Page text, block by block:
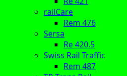
railCare
Rem 476
Sersa
Re 420.5
Swiss Rail Traffic
Rem 487